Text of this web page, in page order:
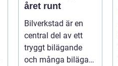
året runt
Bilverkstad är en
central del av ett
tryggt bilägande
och många bilägare